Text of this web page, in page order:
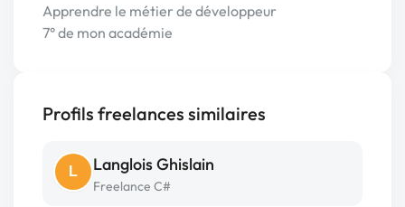
Apprendre le métier de développeur
7° de mon académie
Profils freelances similaires
L Langlois Ghislain
Freelance C#